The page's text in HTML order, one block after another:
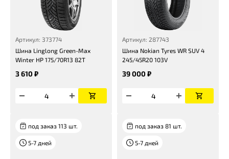
Артикул: 373774
Шина Linglong Green-Max
Winter HP 175/70R13 82T
3 610 ₽
Артикул: 287743
Шина Nokian Tyres WR SUV 4
245/45R20 103V
39 000 ₽
под заказ 113 шт.
5-7 дней
под заказ 81 шт.
5-7 дней